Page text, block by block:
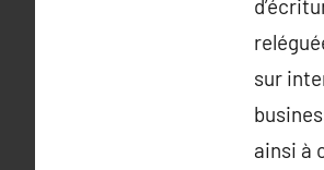
sur
ainsi à